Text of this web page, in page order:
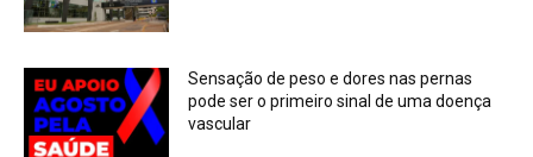
Sensação de peso e dores nas pernas
pode ser o primeiro sinal de uma doença
vascular